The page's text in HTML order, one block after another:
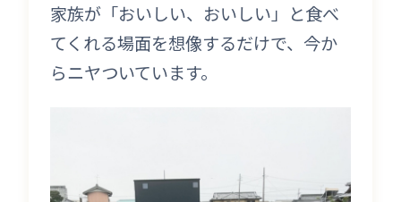
家族が「おいしい、おいしい」と食べ
てくれる場面を想像するだけで、今か
らニヤついています。